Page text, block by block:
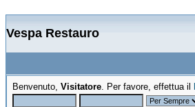
Vespa Restauro
Benvenuto, Visitatore. Per favore, effettua il